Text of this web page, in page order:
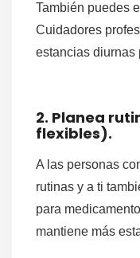
También puedes
Cuidadores
estancias diurnas
2. Planea
flexibles).
A las personas
rutinas y a ti
para
mantiene más